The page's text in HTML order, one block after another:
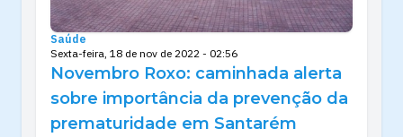
Saúde
Sexta-feira, 18 de nov de 2022 - 02:56
Novembro Roxo: caminhada alerta
sobre importância da prevenção da
prematuridade em Santarém